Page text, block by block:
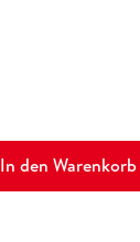
In den Warenkorb